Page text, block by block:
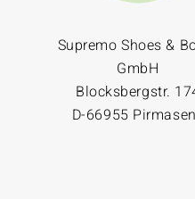
Supremo Shoes &
GmbH
Blocksbergstr.
D-66955